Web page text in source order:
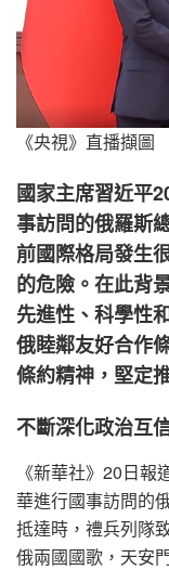
《央視》直播擷圖
國家主席習近平
事訪問的俄羅斯
前國際格局發生
的危險。在此背
先進性、科學性
俄睦鄰友好合作
條約精神，堅定
不斷深化政治互
《新華社》20日
華進行國事訪問的
抵達時，禮兵列隊
俄兩國國歌，天安